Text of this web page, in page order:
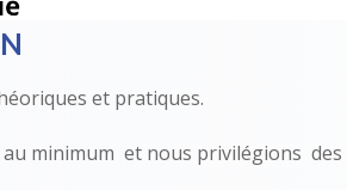
et pratiques.
minimum et nous privilégions